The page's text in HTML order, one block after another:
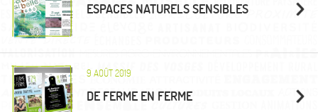
ESPACES NATURELS SENSIBLES
9 AOÛT 2019
DE FERME EN FERME